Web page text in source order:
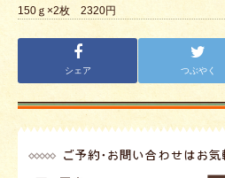
よくある質問・お問い合わせ
デリバリー
ハンバーグQ&A
ハンバーグレシピ
150ｇ×2枚 2320円
シェア つぶやく